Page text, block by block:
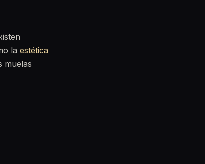
la estética
muelas